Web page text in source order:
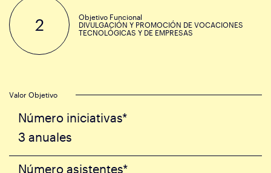
2
Objetivo Funcional
DIVULGACIÓN Y PROMOCIÓN DE VOCACIONES
TECNOLÓGICAS Y DE EMPRESAS
Valor Objetivo
Número iniciativas*
3 anuales
Número asistentes*